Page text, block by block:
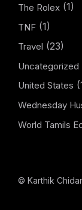
The Rolex (1)
TNF (1)
Travel (23)
Uncategorized
United States
Wednesday
World Tamils
© Karthik